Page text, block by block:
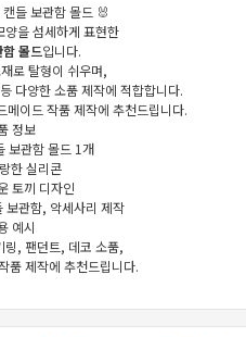
들 보관함 몰드 🐰
을 섬세하게 표현한
함 몰드입니다.
로 탈형이 쉬우며,
다양한 소품 제작에 적합합니다.
이드 작품 제작에 추천드립니다.
정보
보관함 몰드 1개
한 실리콘
토끼 디자인
보관함, 악세사리 제작
예시
링, 팬던트, 데코 소품,
품 제작에 추천드립니다.